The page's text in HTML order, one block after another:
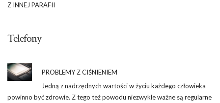
Z INNEJ PARAFII
Telefony
PROBLEMY Z CIŚNIENIEM
Jedną z nadrzędnych wartości w życiu każdego człowieka
powinno być zdrowie. Z tego też powodu niezwykle ważne są regularne